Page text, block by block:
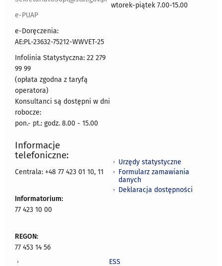
e-PUAP
e-Doręczenia:
AE:PL-23632-75212-WWVET-25
Infolinia Statystyczna: 22 279
99 99
(opłata zgodna z taryfą
operatora)
Konsultanci są dostępni w dni
robocze:
pon.- pt.: godz. 8.00 - 15.00
wtorek-piątek 7.00-15.00
Informacje
telefoniczne:
Centrala: +48 77 423 01 10, 11
Informatorium:
77 423 10 00
REGON:
77 453 14 56
Urzędy statystyczne
Formularz zamawiania
danych
Deklaracja dostępności
ESS